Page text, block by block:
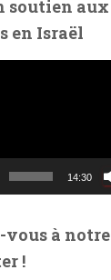
soutien aux
en Israël
14:30
vous à notre
!